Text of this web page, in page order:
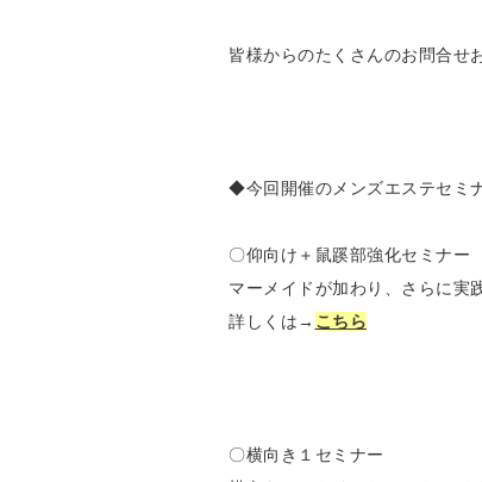
皆様からのたくさんのお問合せ
◆今回開催のメンズエステセミ
〇仰向け＋鼠蹊部強化セミナー
マーメイドが加わり、さらに実
詳しくは→ こちら
〇横向き１セミナー